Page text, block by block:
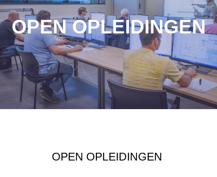
OPEN OPLEIDINGEN
OPEN OPLEIDINGEN